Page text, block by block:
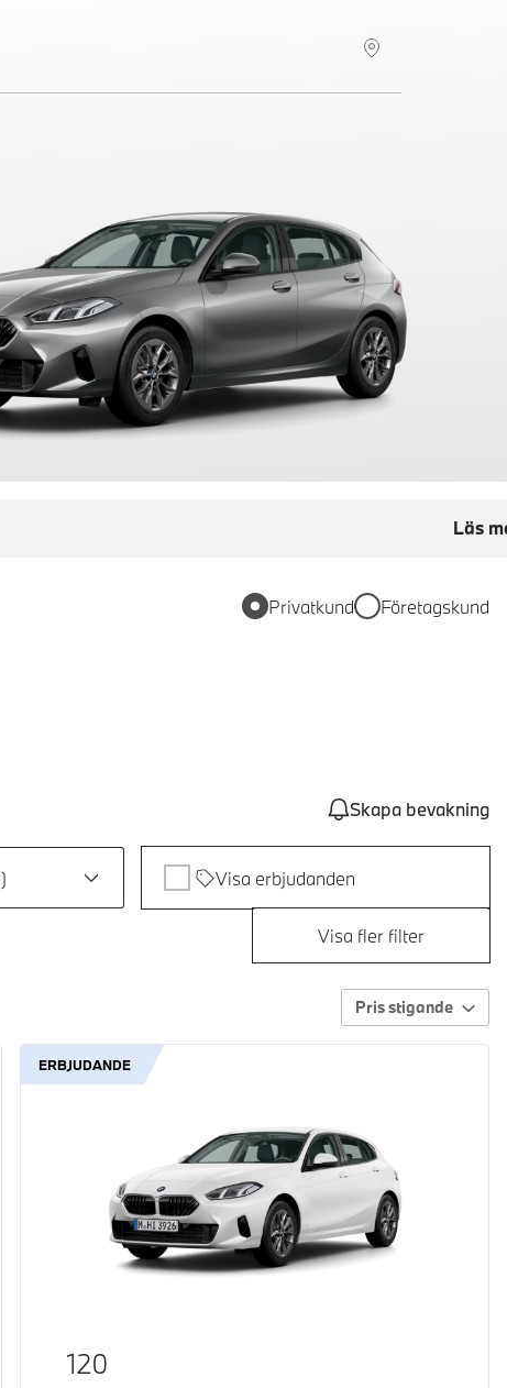
Läs
Privatkund Företagskund
Skapa bevakning
) Visa erbjudanden
Visa fler filter
Pris stigande
ERBJUDANDE
120